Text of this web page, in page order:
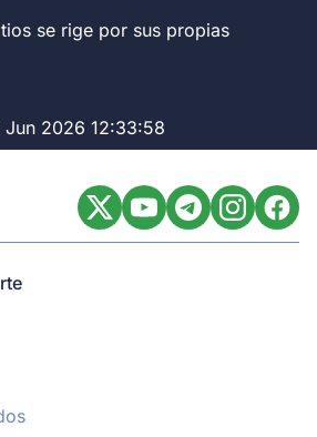
se rige por sus propias
Jun 2026 12:33:58